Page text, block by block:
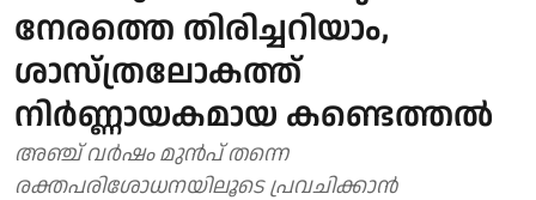
നേരത്തെ തിരിച്ചറിയാം,
ശാസ്ത്രലോകത്ത്
നിർണ്ണായകമായ കണ്ടെത്തൽ
അഞ്ച് വർഷം മുൻപ് തന്നെ
രക്തപരിശോധനയിലൂടെ പ്രവചിക്കാൻ